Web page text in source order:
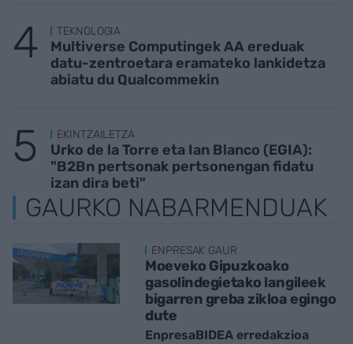
TEKNOLOGIA
Multiverse Computingek AA ereduak
datu-zentroetara eramateko lankidetza
abiatu du Qualcommekin
EKINTZAILETZA
Urko de la Torre eta Ian Blanco (EGIA):
"B2Bn pertsonak pertsonengan fidatu
izan dira beti"
GAURKO NABARMENDUAK
ENPRESAK GAUR
Moeveko Gipuzkoako
gasolindegietako langileek
bigarren greba zikloa egingo
dute
EnpresaBIDEA erredakzioa